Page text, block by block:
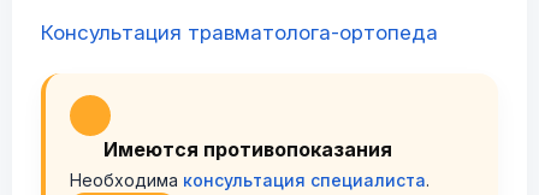
Консультация травматолога-ортопеда
Имеются противопоказания
Необходима консультация специалиста.